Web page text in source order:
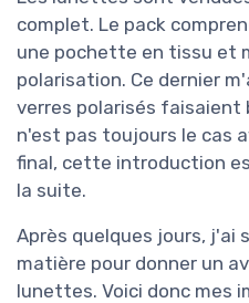
complet. Le pack
une pochette en tissu et
polarisation. Ce dernier
verres polarisés faisaient
n'est pas toujours le cas
final, cette introduction
la suite.
Après quelques jours, j'ai
matière pour donner un
lunettes. Voici donc mes